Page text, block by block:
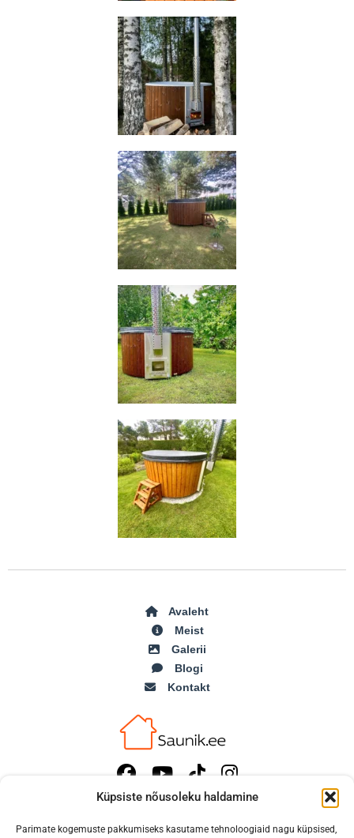
Küpsiste nõusoleku haldamine
Parimate kogemuste pakkumiseks kasutame tehnoloogiaid nagu küpsised,
Avaleht
Meist
Galerii
Blogi
Kontakt
Tel:+372 55587771 (RU)